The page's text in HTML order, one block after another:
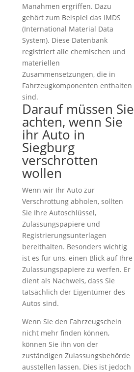
Manahmen ergriffen. Dazu
gehört zum Beispiel das IMDS
(International Material Data
System). Diese Datenbank
registriert alle chemischen und
materiellen
Zusammensetzungen, die in
Fahrzeugkomponenten enthalten
sind.
Darauf müssen Sie
achten, wenn Sie
ihr Auto in
Siegburg
verschrotten
wollen
Wenn wir Ihr Auto zur
Verschrottung abholen, sollten
Sie Ihre Autoschlüssel,
Zulassungspapiere und
Registrierungsunterlagen
bereithalten. Besonders wichtig
ist es für uns, einen Blick auf Ihre
Zulassungspapiere zu werfen. Er
dient als Nachweis, dass Sie
tatsächlich der Eigentümer des
Autos sind.
Wenn Sie den Fahrzeugschein
nicht mehr finden können,
können Sie ihn von der
zuständigen Zulassungsbehörde
ausstellen lassen. Dies ist jedoch